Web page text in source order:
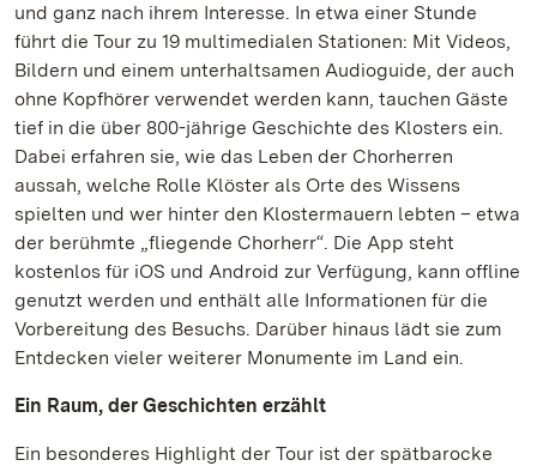
und ganz nach ihrem Interesse. In etwa einer Stunde
führt die Tour zu 19 multimedialen Stationen: Mit Videos,
Bildern und einem unterhaltsamen Audioguide, der auch
ohne Kopfhörer verwendet werden kann, tauchen Gäste
tief in die über 800-jährige Geschichte des Klosters ein.
Dabei erfahren sie, wie das Leben der Chorherren
aussah, welche Rolle Klöster als Orte des Wissens
spielten und wer hinter den Klostermauern lebten – etwa
der berühmte „fliegende Chorherr“. Die App steht
kostenlos für iOS und Android zur Verfügung, kann offline
genutzt werden und enthält alle Informationen für die
Vorbereitung des Besuchs. Darüber hinaus lädt sie zum
Entdecken vieler weiterer Monumente im Land ein.
Ein Raum, der Geschichten erzählt
Ein besonderes Highlight der Tour ist der spätbarocke